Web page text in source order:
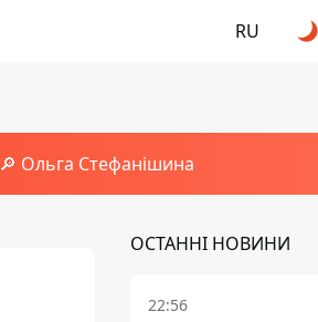
RU
🔎 Ольга Стефанішина
ОСТАННІ НОВИНИ
22:56